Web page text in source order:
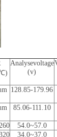
Analysevoltage
(v)
128.85-179.96
85.06-111.10
54.0~57.0
34.0~37.0